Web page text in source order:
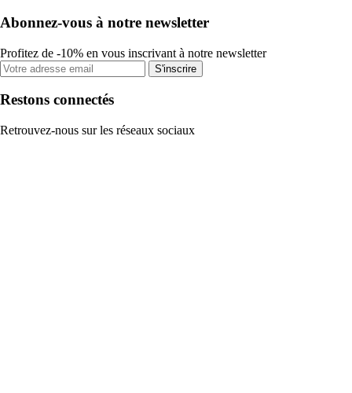
Abonnez-vous à notre newsletter
Profitez de -10% en vous inscrivant à notre newsletter
S'inscrire
Restons connectés
Retrouvez-nous sur les réseaux sociaux